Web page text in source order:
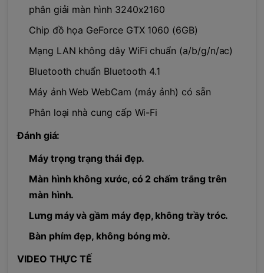
phân giải màn hình 3240x2160
Chip đồ họa GeForce GTX 1060 (6GB)
Mạng LAN không dây WiFi chuẩn (a/b/g/n/ac)
Bluetooth chuẩn Bluetooth 4.1
Máy ảnh Web WebCam (máy ảnh) có sẵn
Phân loại nhà cung cấp Wi-Fi
Đánh giá:
Máy trọng trạng thái đẹp.
Màn hình không xước, có 2 chấm trắng trên
màn hình.
Lưng máy và gầm máy đẹp, không trầy tróc.
Bàn phím đẹp, không bóng mờ.
VIDEO THỰC TẾ